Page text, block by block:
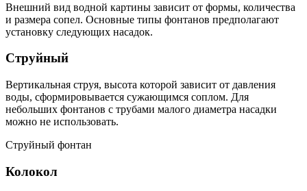
Внешний вид водной картины зависит от формы, количества
и размера сопел. Основные типы фонтанов предполагают
установку следующих насадок.
Струйный
Вертикальная струя, высота которой зависит от давления
воды, сформировывается сужающимся соплом. Для
небольших фонтанов с трубами малого диаметра насадки
можно не использовать.
Струйный фонтан
Колокол